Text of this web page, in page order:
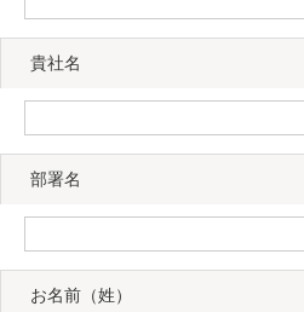
貴社名
部署名
お名前（姓）